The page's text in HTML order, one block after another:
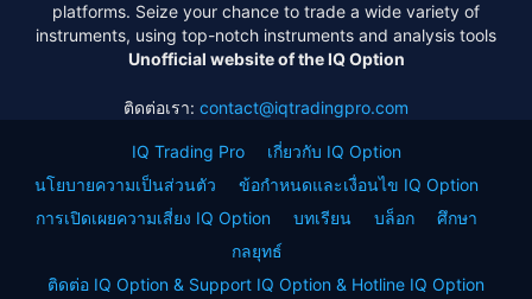
platforms. Seize your chance to trade a wide variety of
instruments, using top-notch instruments and analysis tools
Unofficial website of the IQ Option
ติดต่อเรา: contact@iqtradingpro.com
IQ Trading Pro
เกี่ยวกับ IQ Option
นโยบายความเป็นส่วนตัว
ข้อกำหนดและเงื่อนไข IQ Option
การเปิดเผยความเสี่ยง IQ Option
บทเรียน บล็อก
ศึกษา
กลยุทธ์
ติดต่อ IQ Option & Support IQ Option & Hotline IQ Option